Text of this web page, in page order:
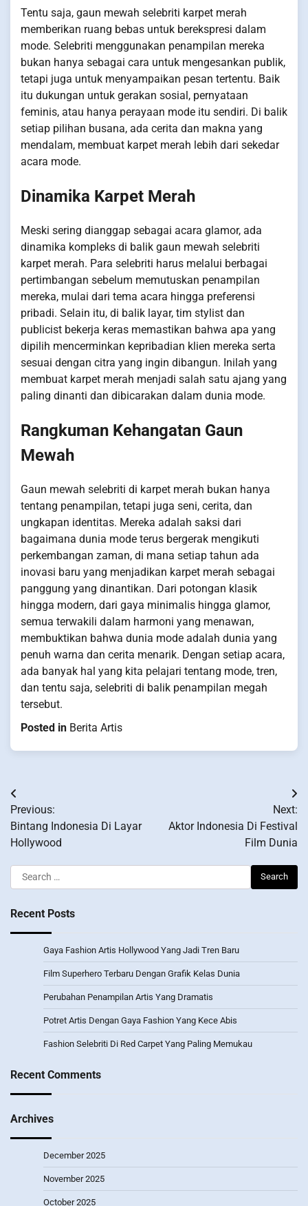
Tentu saja, gaun mewah selebriti karpet merah
memberikan ruang bebas untuk berekspresi dalam
mode. Selebriti menggunakan penampilan mereka
bukan hanya sebagai cara untuk mengesankan publik,
tetapi juga untuk menyampaikan pesan tertentu. Baik
itu dukungan untuk gerakan sosial, pernyataan
feminis, atau hanya perayaan mode itu sendiri. Di balik
setiap pilihan busana, ada cerita dan makna yang
mendalam, membuat karpet merah lebih dari sekedar
acara mode.
Dinamika Karpet Merah
Meski sering dianggap sebagai acara glamor, ada
dinamika kompleks di balik gaun mewah selebriti
karpet merah. Para selebriti harus melalui berbagai
pertimbangan sebelum memutuskan penampilan
mereka, mulai dari tema acara hingga preferensi
pribadi. Selain itu, di balik layar, tim stylist dan
publicist bekerja keras memastikan bahwa apa yang
dipilih mencerminkan kepribadian klien mereka serta
sesuai dengan citra yang ingin dibangun. Inilah yang
membuat karpet merah menjadi salah satu ajang yang
paling dinanti dan dibicarakan dalam dunia mode.
Rangkuman Kehangatan Gaun
Mewah
Gaun mewah selebriti di karpet merah bukan hanya
tentang penampilan, tetapi juga seni, cerita, dan
ungkapan identitas. Mereka adalah saksi dari
bagaimana dunia mode terus bergerak mengikuti
perkembangan zaman, di mana setiap tahun ada
inovasi baru yang menjadikan karpet merah sebagai
panggung yang dinantikan. Dari potongan klasik
hingga modern, dari gaya minimalis hingga glamor,
semua terwakili dalam harmoni yang menawan,
membuktikan bahwa dunia mode adalah dunia yang
penuh warna dan cerita menarik. Dengan setiap acara,
ada banyak hal yang kita pelajari tentang mode, tren,
dan tentu saja, selebriti di balik penampilan megah
tersebut.
Posted in Berita Artis
Post
navigation
Previous:
Bintang Indonesia Di Layar
Hollywood
Next:
Aktor Indonesia Di Festival
Film Dunia
Search
for:
Recent Posts
Gaya Fashion Artis Hollywood Yang Jadi Tren Baru
Film Superhero Terbaru Dengan Grafik Kelas Dunia
Perubahan Penampilan Artis Yang Dramatis
Potret Artis Dengan Gaya Fashion Yang Kece Abis
Fashion Selebriti Di Red Carpet Yang Paling Memukau
Recent Comments
Archives
December 2025
November 2025
October 2025